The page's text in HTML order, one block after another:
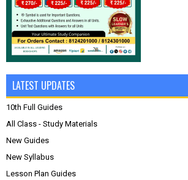
LATEST UPDATES
10th Full Guides
All Class - Study Materials
New Guides
New Syllabus
Lesson Plan Guides